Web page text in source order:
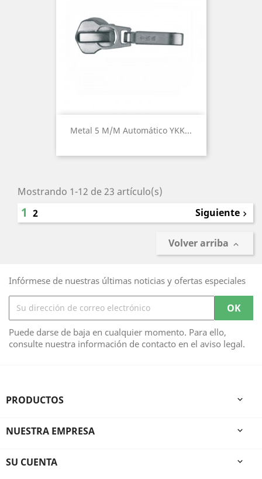
Metal 5 M/m Automático YKK...
Mostrando 1-12 de 23 artículo(s)
1 2 Siguiente 
Volver arriba 
Infórmese de nuestras últimas noticias y ofertas especiales
Puede darse de baja en cualquier momento. Para ello,
consulte nuestra información de contacto en el aviso legal.
PRODUCTOS 
NUESTRA EMPRESA 
SU CUENTA 